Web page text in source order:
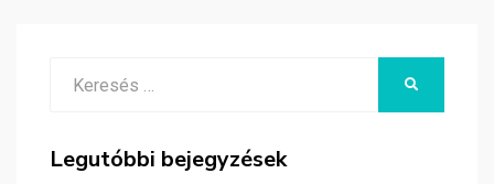
Legutóbbi bejegyzések